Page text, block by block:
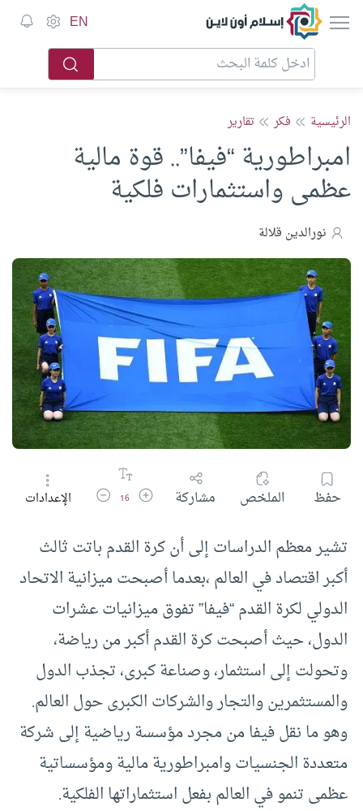
إسلام أون لاين EN
الرئيسية فكر تقارير
امبراطورية “فيفا”.. قوة مالية
عظمى واستثمارات فلكية
نورالدين قلالة
حفظ الملخص مشاركة زيادة حجم الخط
16 تقليل حجم الخط
الإعدادات
تشير معظم الدراسات إلى أن كرة القدم باتت ثالث
أكبر اقتصاد في العالم ،بعدما أصبحت ميزانية الاتحاد
الدولي لكرة القدم “فيفا” تفوق ميزانيات عشرات
الدول، حيث أصبحت كرة القدم أكبر من رياضة،
وتحولت إلى استثمار، وصناعة كبرى، تجذب الدول
والمستثمرين والتجار والشركات الكبرى حول العالم.
وهو ما نقل فيفا من مجرد مؤسسة رياضية إلى شركة
متعددة الجنسيات وامبراطورية مالية ومؤسساتية
عظمى تنمو في العالم بفعل استثماراتها الفلكية.